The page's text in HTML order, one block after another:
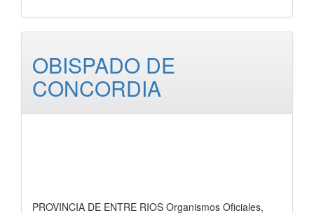
OBISPADO DE
CONCORDIA
PROVINCIA DE ENTRE RIOS Organismos Oficiales,